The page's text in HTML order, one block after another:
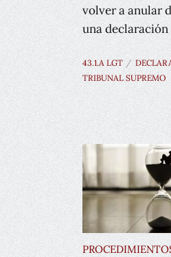
volver a anular
una
43.1.A LGT
TRIBUNAL SUPREMO